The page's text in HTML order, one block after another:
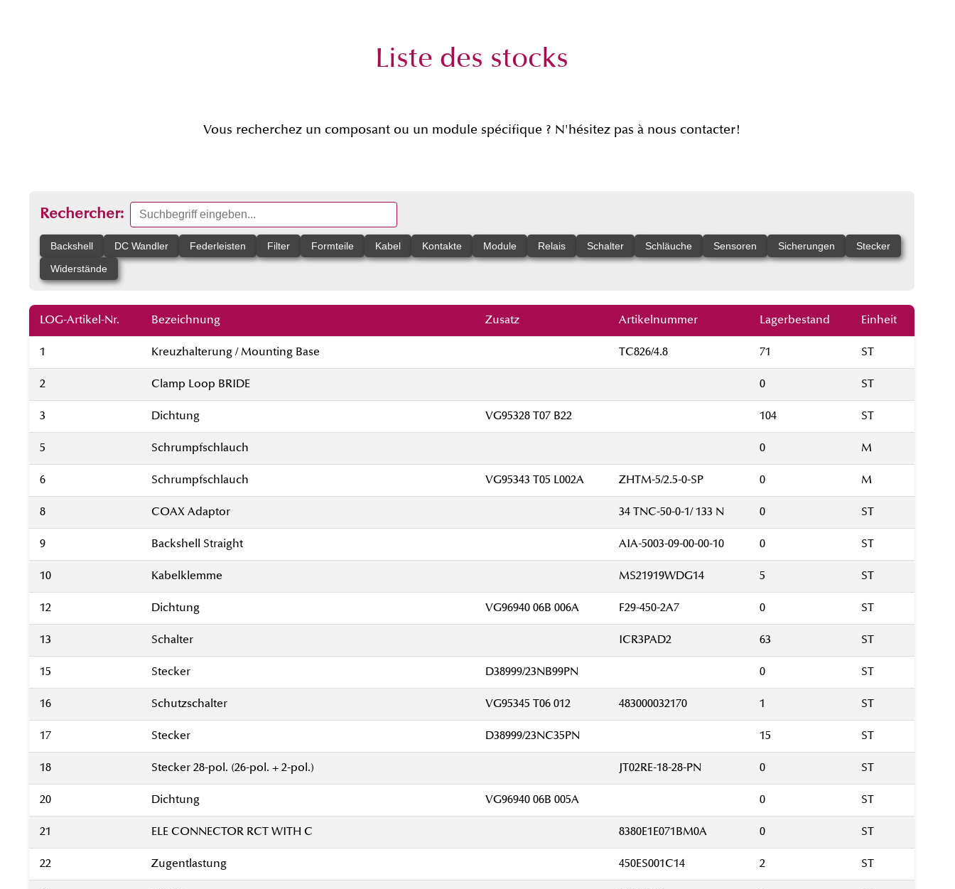
Liste des stocks
Vous recherchez un composant ou un module spécifique ? N'hésitez pas à nous contacter!
Rechercher:
Backshell DC Wandler Federleisten Filter Formteile Kabel Kontakte Module Relais Schalter Schläuche Sensoren Sicherungen
Stecker
Widerstände
LOG-Artikel-Nr. Bezeichnung Zusatz Artikelnummer Lagerbestand Einheit
1 Kreuzhalterung / Mounting Base TC826/4.8 71 ST
2 Clamp Loop BRIDE 0 ST
3 Dichtung VG95328 T07 B22 104 ST
5 Schrumpfschlauch 0 M
6 Schrumpfschlauch VG95343 T05 L002A ZHTM-5/2.5-0-SP 0 M
8 COAX Adaptor 34 TNC-50-0-1/ 133 N 0 ST
9 Backshell Straight AIA-5003-09-00-00-10 0 ST
10 Kabelklemme MS21919WDG14 5 ST
12 Dichtung VG96940 06B 006A F29-450-2A7 0 ST
13 Schalter ICR3PAD2 63 ST
15 Stecker D38999/23NB99PN 0 ST
16 Schutzschalter VG95345 T06 012 483000032170 1 ST
17 Stecker D38999/23NC35PN 15 ST
18 Stecker 28-pol. (26-pol. + 2-pol.) JT02RE-18-28-PN 0 ST
20 Dichtung VG96940 06B 005A 0 ST
21 ELE CONNECTOR RCT WITH C 8380E1E071BM0A 0 ST
22 Zugentlastung 450ES001C14 2 ST